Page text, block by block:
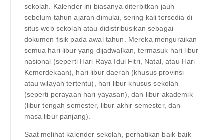
sekolah. Kalender ini biasanya diterbitkan jauh
sebelum tahun ajaran dimulai, sering kali tersedia di
situs web sekolah atau didistribusikan sebagai
dokumen fisik pada awal tahun. Mereka menguraikan
semua hari libur yang dijadwalkan, termasuk hari libur
nasional (seperti Hari Raya Idul Fitri, Natal, atau Hari
Kemerdekaan), hari libur daerah (khusus provinsi
atau wilayah tertentu), hari libur khusus sekolah
(seperti perayaan hari yayasan), dan libur akademik
(libur tengah semester, libur akhir semester, dan
masa libur panjang).
Saat melihat kalender sekolah, perhatikan baik-baik